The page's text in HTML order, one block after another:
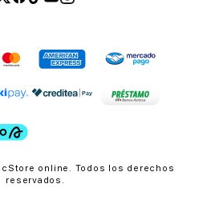
online. Todos los derechos
reservados.